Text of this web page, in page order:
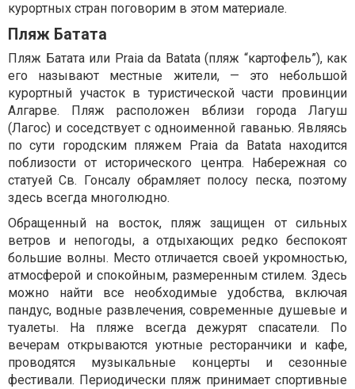
курортных стран поговорим в этом материале.
Пляж Батата
Пляж Батата или Praia da Batata (пляж “картофель”), как
его называют местные жители, — это небольшой
курортный участок в туристической части провинции
Алгарве. Пляж расположен вблизи города Лагуш
(Лагос) и соседствует с одноименной гаванью. Являясь
по сути городским пляжем Praia da Batata находится
поблизости от исторического центра. Набережная со
статуей Св. Гонсалу обрамляет полосу песка, поэтому
здесь всегда многолюдно.
Обращенный на восток, пляж защищен от сильных
ветров и непогоды, а отдыхающих редко беспокоят
большие волны. Место отличается своей укромностью,
атмосферой и спокойным, размеренным стилем. Здесь
можно найти все необходимые удобства, включая
пандус, водные развлечения, современные душевые и
туалеты. На пляже всегда дежурят спасатели. По
вечерам открываются уютные ресторанчики и кафе,
проводятся музыкальные концерты и сезонные
фестивали. Периодически пляж принимает спортивные